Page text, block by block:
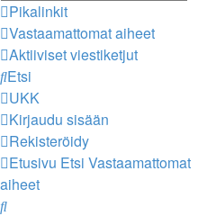
Pikalinkit
Vastaamattomat aiheet
Aktiiviset viestiketjut
Etsi
UKK
Kirjaudu sisään
Rekisteröidy
Etusivu Etsi Vastaamattomat
aiheet
Etsi